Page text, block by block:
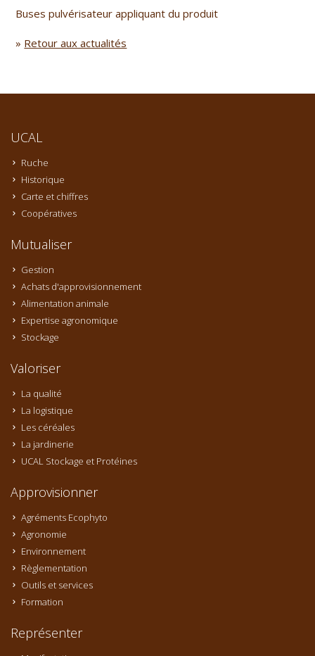
Buses pulvérisateur appliquant du produit
» Retour aux actualités
UCAL
Ruche
Historique
Carte et chiffres
Coopératives
Mutualiser
Gestion
Achats d'approvisionnement
Alimentation animale
Expertise agronomique
Stockage
Valoriser
La qualité
La logistique
Les céréales
La jardinerie
UCAL Stockage et Protéines
Approvisionner
Agréments Ecophyto
Agronomie
Environnement
Règlementation
Outils et services
Formation
Représenter